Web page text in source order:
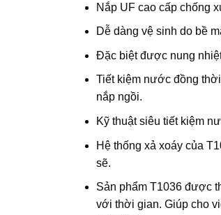
Nắp UF cao cấp chống
Dễ dàng vệ sinh do bề
Đặc biệt được nung
Tiết kiệm nước đồng
nắp ngồi.
Kỹ thuật siêu tiết kiệm
Hệ thống xả xoáy của
sẽ.
Sản phẩm T1036 được
với thời gian. Giúp cho